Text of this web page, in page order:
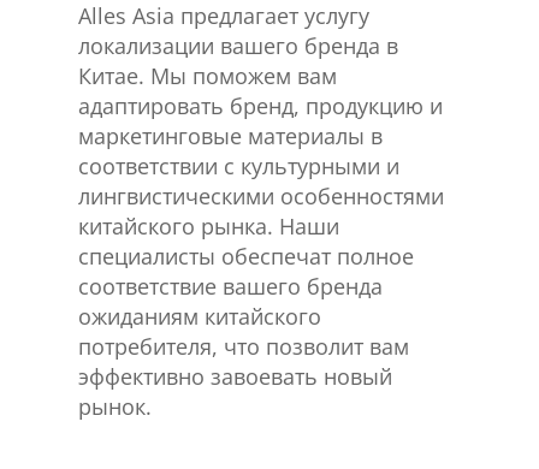
Alles Asia предлагает услугу
локализации вашего бренда в
Китае. Мы поможем вам
адаптировать бренд, продукцию и
маркетинговые материалы в
соответствии с культурными и
лингвистическими особенностями
китайского рынка. Наши
специалисты обеспечат полное
соответствие вашего бренда
ожиданиям китайского
потребителя, что позволит вам
эффективно завоевать новый
рынок.